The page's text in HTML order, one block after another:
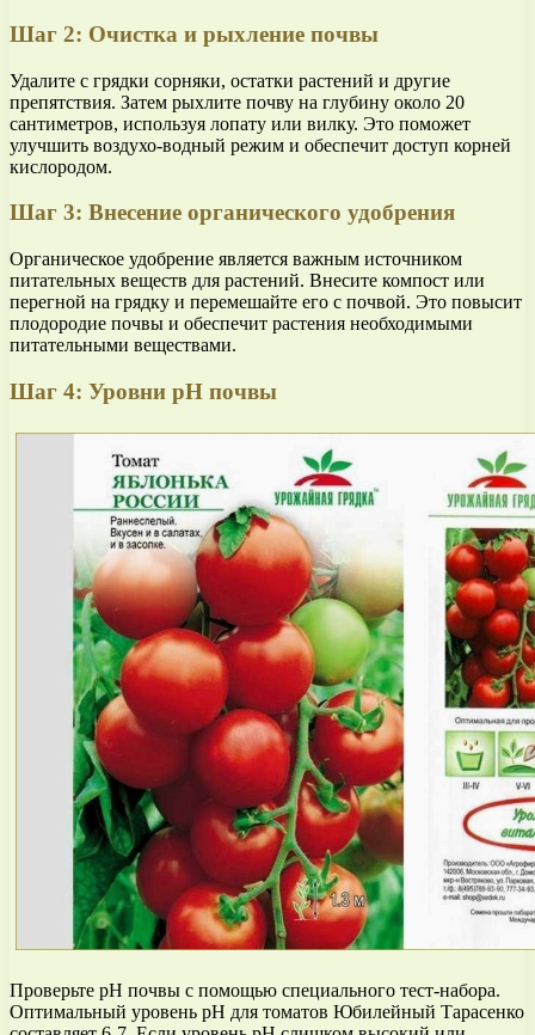
Шаг 2: Очистка и рыхление почвы
Удалите с грядки сорняки, остатки растений и другие
препятствия. Затем рыхлите почву на глубину около 20
сантиметров, используя лопату или вилку. Это поможет
улучшить воздухо-водный режим и обеспечит доступ корней
кислородом.
Шаг 3: Внесение органического удобрения
Органическое удобрение является важным источником
питательных веществ для растений. Внесите компост или
перегной на грядку и перемешайте его с почвой. Это повысит
плодородие почвы и обеспечит растения необходимыми
питательными веществами.
Шаг 4: Уровни pH почвы
Проверьте pH почвы с помощью специального тест-набора.
Оптимальный уровень pH для томатов Юбилейный Тарасенко